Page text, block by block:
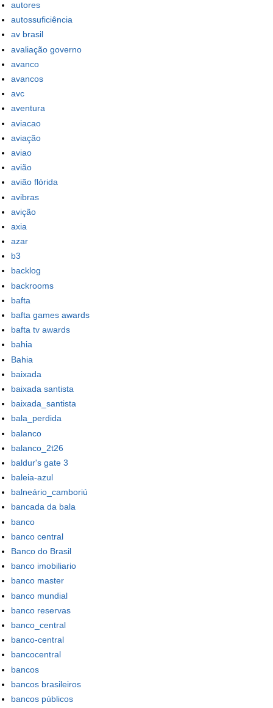
autores
autossuficiência
av brasil
avaliação governo
avanco
avancos
avc
aventura
aviacao
aviação
aviao
avião
avião flórida
avibras
avição
axia
azar
b3
backlog
backrooms
bafta
bafta games awards
bafta tv awards
bahia
Bahia
baixada
baixada santista
baixada_santista
bala_perdida
balanco
balanco_2t26
baldur's gate 3
baleia-azul
balneário_camboriú
bancada da bala
banco
banco central
Banco do Brasil
banco imobiliario
banco master
banco mundial
banco reservas
banco_central
banco-central
bancocentral
bancos
bancos brasileiros
bancos públicos